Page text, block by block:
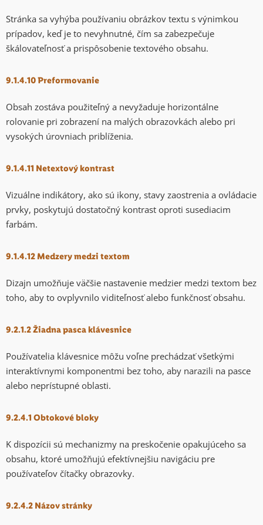
Stránka sa vyhýba používaniu obrázkov textu s výnimkou
prípadov, keď je to nevyhnutné, čím sa zabezpečuje
škálovateľnosť a prispôsobenie textového obsahu.
9.1.4.10 Preformovanie
Obsah zostáva použiteľný a nevyžaduje horizontálne
rolovanie pri zobrazení na malých obrazovkách alebo pri
vysokých úrovniach priblíženia.
9.1.4.11 Netextový kontrast
Vizuálne indikátory, ako sú ikony, stavy zaostrenia a ovládacie
prvky, poskytujú dostatočný kontrast oproti susediacim
farbám.
9.1.4.12 Medzery medzi textom
Dizajn umožňuje väčšie nastavenie medzier medzi textom bez
toho, aby to ovplyvnilo viditeľnosť alebo funkčnosť obsahu.
9.2.1.2 Žiadna pasca klávesnice
Používatelia klávesnice môžu voľne prechádzať všetkými
interaktívnymi komponentmi bez toho, aby narazili na pasce
alebo neprístupné oblasti.
9.2.4.1 Obtokové bloky
K dispozícii sú mechanizmy na preskočenie opakujúceho sa
obsahu, ktoré umožňujú efektívnejšiu navigáciu pre
používateľov čítačky obrazovky.
9.2.4.2 Názov stránky